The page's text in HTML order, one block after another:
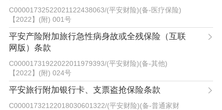
C00001732522021122438063/(平安财险)(备-医疗保险)
【2022】(附) 001号
平安产险附加旅行急性病身故或全残保险（互联
网版）条款
C00001731922022011979393/(平安财险)(备-其他)
【2022】(附) 024号
平安旅行附加银行卡、支票盗抢保险条款
C00001732122018030601322/(平安财险)(备-普通家财